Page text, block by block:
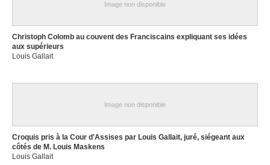
Image non disponible
Christoph Colomb au couvent des Franciscains expliquant ses idées
aux supérieurs
Louis Gallait
Image non disponible
Croquis pris à la Cour d'Assises par Louis Gallait, juré, siégeant aux
côtés de M. Louis Maskens
Louis Gallait